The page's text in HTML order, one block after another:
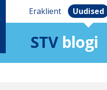
Eraklient Uudised
STV blogi